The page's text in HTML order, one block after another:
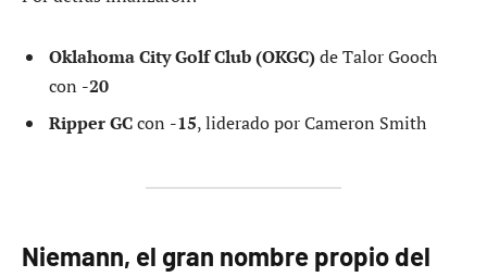
Oklahoma City Golf Club (OKGC)de Talor Gooch
con -20
Ripper GCcon -15, liderado por Cameron Smith
Niemann, el gran nombre propio del